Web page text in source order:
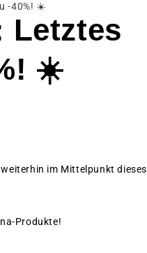
-40%! ☀️
Letztes
☀️
im Mittelpunkt dieses
Produkte!